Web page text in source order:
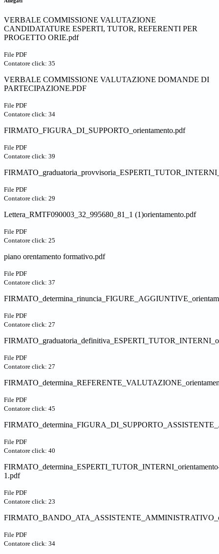
VERBALE COMMISSIONE VALUTAZIONE
CANDIDATATURE ESPERTI, TUTOR, REFERENTI PER
PROGETTO ORIE.pdf
File PDF
Contatore click: 35
VERBALE COMMISSIONE VALUTAZIONE DOMANDE DI
PARTECIPAZIONE.PDF
File PDF
Contatore click: 34
FIRMATO_FIGURA_DI_SUPPORTO_orientamento.pdf
File PDF
Contatore click: 39
File PDF
Contatore click: 29
Lettera_RMTF090003_32_995680_81_1 (1)orientamento.pdf
File PDF
Contatore click: 25
piano orentamento formativo.pdf
File PDF
Contatore click: 37
File PDF
Contatore click: 27
File PDF
Contatore click: 27
File PDF
Contatore click: 45
File PDF
Contatore click: 40
1.pdf
File PDF
Contatore click: 23
File PDF
Contatore click: 34